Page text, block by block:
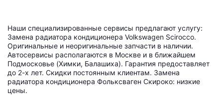
Наши специализированные сервисы предлагают услугу:
Замена радиатора кондиционера Volkswagen Scirocco.
Оригинальные и неоригинальные запчасти в наличии.
Автосервисы располагаются в Москве и в ближайшем
Подмосковье (Химки, Балашиха). Гарантия предоставляет
до 2-х лет. Скидки постоянным клиентам. Замена
радиатора кондиционера Фольксваген Скироко: низкие
цены.